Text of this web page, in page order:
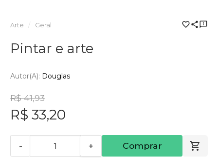
Arte Geral
Pintar e arte
Autor(a): Douglas
R$ 41,93
R$ 33,20
- + Comprar